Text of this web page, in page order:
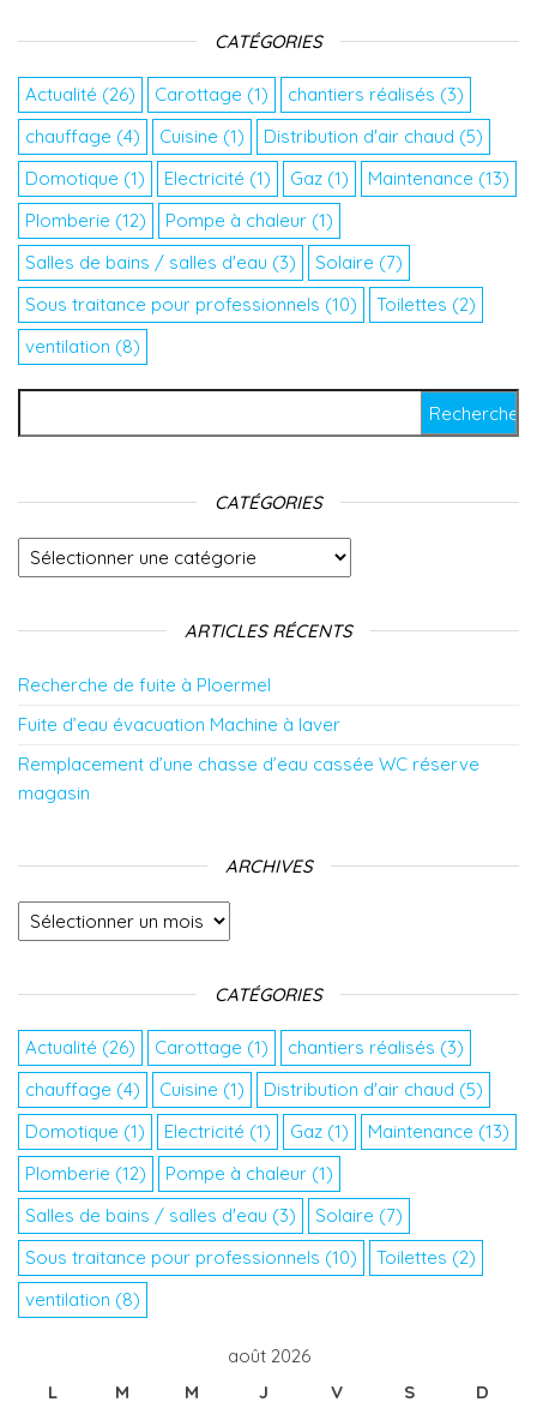
CATÉGORIES
Actualité (26) Carottage (1) chantiers réalisés (3)
chauffage (4) Cuisine (1) Distribution d'air chaud (5)
Domotique (1) Electricité (1) Gaz (1) Maintenance (13)
Plomberie (12) Pompe à chaleur (1)
Salles de bains / salles d'eau (3) Solaire (7)
Sous traitance pour professionnels (10) Toilettes (2)
ventilation (8)
CATÉGORIES
Catégories
ARTICLES RÉCENTS
Recherche de fuite à Ploermel
Fuite d’eau évacuation Machine à laver
Remplacement d’une chasse d’eau cassée WC réserve
magasin
ARCHIVES
Archives
CATÉGORIES
Actualité (26) Carottage (1) chantiers réalisés (3)
chauffage (4) Cuisine (1) Distribution d'air chaud (5)
Domotique (1) Electricité (1) Gaz (1) Maintenance (13)
Plomberie (12) Pompe à chaleur (1)
Salles de bains / salles d'eau (3) Solaire (7)
Sous traitance pour professionnels (10) Toilettes (2)
ventilation (8)
août 2026
L
M M J V S
D